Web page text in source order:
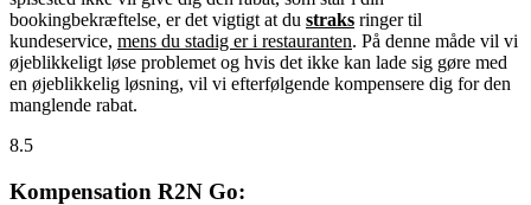
bookingbekræftelse, er det vigtigt at du straks ringer til
kundeservice, mens du stadig er i restauranten. På denne måde vil vi
øjeblikkeligt løse problemet og hvis det ikke kan lade sig gøre med
en øjeblikkelig løsning, vil vi efterfølgende kompensere dig for den
manglende rabat.
8.5
Kompensation R2N Go: